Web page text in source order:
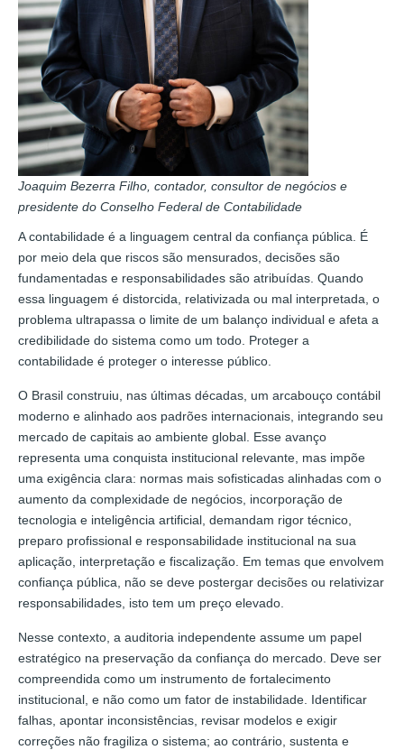
Joaquim Bezerra Filho, contador, consultor de negócios e
presidente do Conselho Federal de Contabilidade
A contabilidade é a linguagem central da confiança pública. É
por meio dela que riscos são mensurados, decisões são
fundamentadas e responsabilidades são atribuídas. Quando
essa linguagem é distorcida, relativizada ou mal interpretada, o
problema ultrapassa o limite de um balanço individual e afeta a
credibilidade do sistema como um todo. Proteger a
contabilidade é proteger o interesse público.
O Brasil construiu, nas últimas décadas, um arcabouço contábil
moderno e alinhado aos padrões internacionais, integrando seu
mercado de capitais ao ambiente global. Esse avanço
representa uma conquista institucional relevante, mas impõe
uma exigência clara: normas mais sofisticadas alinhadas com o
aumento da complexidade de negócios, incorporação de
tecnologia e inteligência artificial, demandam rigor técnico,
preparo profissional e responsabilidade institucional na sua
aplicação, interpretação e fiscalização. Em temas que envolvem
confiança pública, não se deve postergar decisões ou relativizar
responsabilidades, isto tem um preço elevado.
Nesse contexto, a auditoria independente assume um papel
estratégico na preservação da confiança do mercado. Deve ser
compreendida como um instrumento de fortalecimento
institucional, e não como um fator de instabilidade. Identificar
falhas, apontar inconsistências, revisar modelos e exigir
correções não fragiliza o sistema; ao contrário, sustenta e